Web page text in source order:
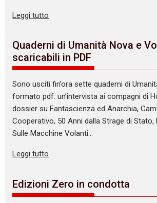
Leggi tutto
Quaderni di Umanità Nova e
scaricabili in PDF
Sono usciti fin’ora sette quaderni di
formato pdf: un’intervista ai compagni di
dossier su Fantascienza ed Anarchia,
Cooperativo, 50 Anni dalla Strage di Stato,
Sulle Macchine Volanti…
Leggi tutto
Edizioni Zero in condotta